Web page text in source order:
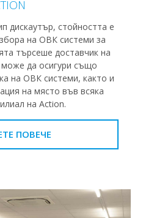
дискаутър, стойността е
на ОВК системи за
търсеше доставчик на
да осигури също
на ОВК системи, както и
на място във всяка
на Action.
ПОВЕЧЕ